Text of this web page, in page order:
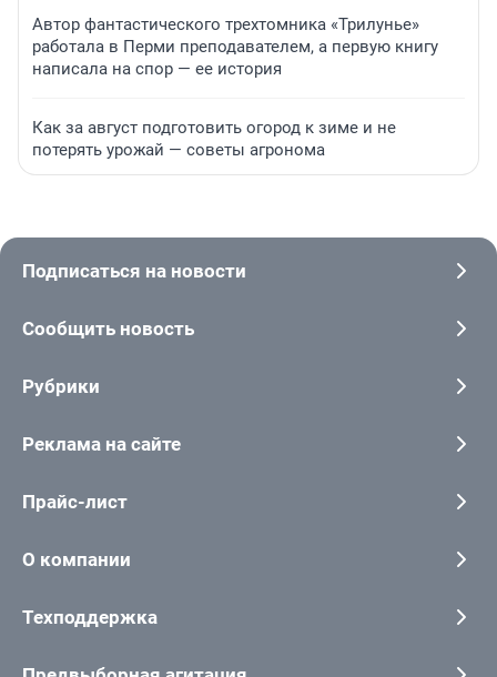
Автор фантастического трехтомника «Трилунье»
работала в Перми преподавателем, а первую книгу
написала на спор — ее история
Как за август подготовить огород к зиме и не
потерять урожай — советы агронома
Подписаться на новости
Сообщить новость
Рубрики
Реклама на сайте
Прайс-лист
О компании
Техподдержка